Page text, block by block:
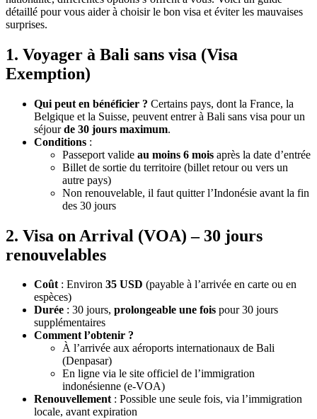
détaillé pour vous aider à choisir le bon visa et éviter les mauvaises
surprises.
1. Voyager à Bali sans visa (Visa
Exemption)
Qui peut en bénéficier ? Certains pays, dont la France, la
Belgique et la Suisse, peuvent entrer à Bali sans visa pour un
séjourde 30 jours maximum.
Conditions :
Passeport valide au moins 6 mois après la date d’entrée
Billet de sortie du territoire (billet retour ou vers un
autre pays)
Non renouvelable, il faut quitter l’Indonésie avant la fin
des 30 jours
2. Visa on Arrival (VOA) – 30 jours
renouvelables
Coût: Environ 35 USD (payable à l’arrivée en carte ou en
espèces)
Durée : 30 jours, prolongeable une fois pour 30 jours
supplémentaires
Comment l’obtenir ?
À l’arrivée aux aéroports internationaux de Bali
(Denpasar)
En ligne via le site officiel de l’immigration
indonésienne (e-VOA)
Renouvellement: Possible une seule fois, via l’immigration
locale, avant expiration